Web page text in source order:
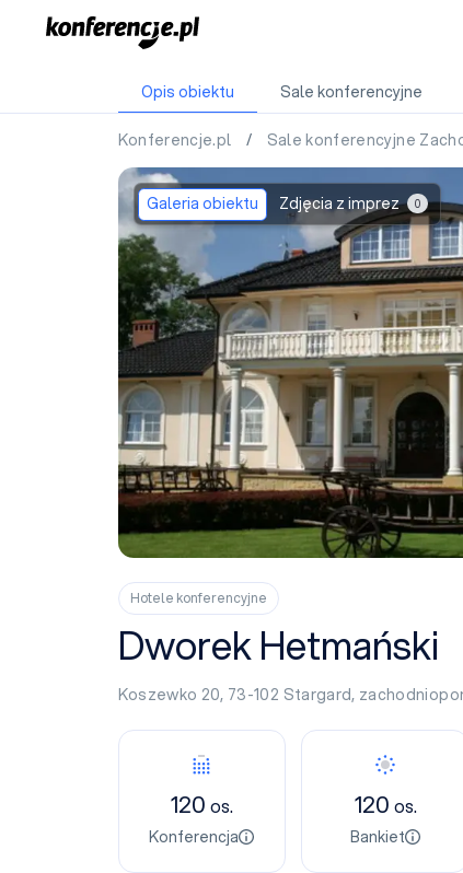
Opis obiektu Sale konferencyjne
Konferencje.pl / Sale konferencyjne
Galeria obiektu Zdjęcia z imprez 0
Hotele konferencyjne
Dworek Hetmański
Koszewko 20, 73-102 Stargard,
Konferencja
120os.
Konferencja
Bankiet
120 os.
Bankiet